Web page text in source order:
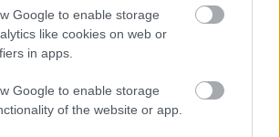
Google to enable storage
like cookies on web or
in apps.
Google to enable storage
of the website or app.